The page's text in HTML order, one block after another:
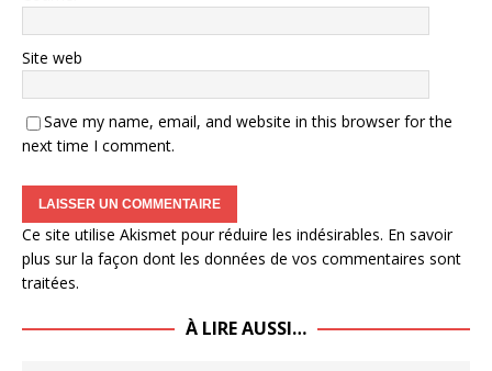
Site web
Save my name, email, and website in this browser for the
next time I comment.
Ce site utilise Akismet pour réduire les indésirables. En savoir
plus sur la façon dont les données de vos commentaires sont
traitées.
À LIRE AUSSI…